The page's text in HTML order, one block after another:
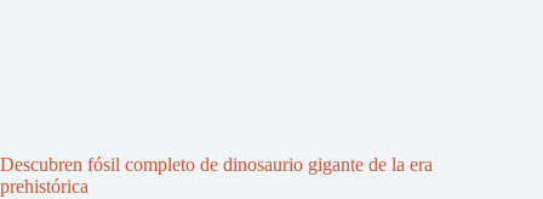
Descubren fósil completo de dinosaurio gigante de la era
prehistórica